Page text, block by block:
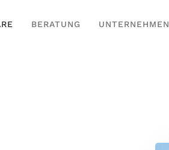
BERATUNG UNTERNEHMEN